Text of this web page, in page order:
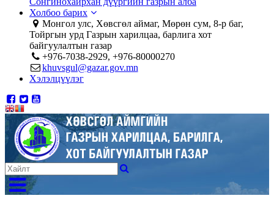
Холбоо барих
Монгол улс, Хөвсгөл аймаг, Мөрөн сум, 8-р баг,
Тойргын урд Газрын харилцаа, барлига хот
байгуулалтын газар
+976-7038-2929, +976-80000270
khuvsgul@gazar.gov.mn
Хэлэлцүүлэг